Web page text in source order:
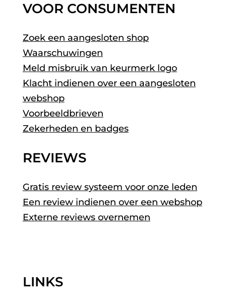
VOOR CONSUMENTEN
Zoek een aangesloten shop
Waarschuwingen
Meld misbruik van keurmerk logo
Klacht indienen over een aangesloten
webshop
Voorbeeldbrieven
Zekerheden en badges
REVIEWS
Gratis review systeem voor onze leden
Een review indienen over een webshop
Externe reviews overnemen
LINKS